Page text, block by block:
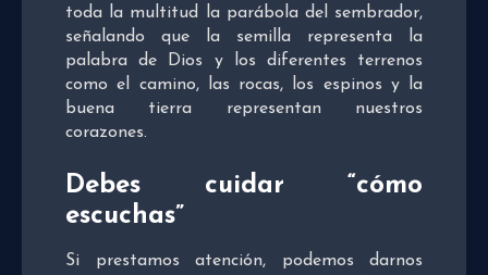
toda la multitud la parábola del sembrador,
señalando que la semilla representa la
palabra de Dios y los diferentes terrenos
como el camino, las rocas, los espinos y la
buena tierra representan nuestros
corazones.
Debes cuidar “cómo
escuchas”
Si prestamos atención, podemos darnos